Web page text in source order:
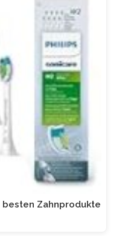
besten Zahnprodukte